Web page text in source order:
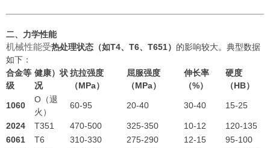
二、力学性能
机械性能受热处理状态（如T4、T6、T651） 的影响较大。典型数据
如下：
合金等
级
健康）状
况
抗拉强度
（MPa）
屈服强度
（MPa）
伸长率
（%）
硬度
（HB）
1060
O（退
火）
60-95 20-40 30-40 15-25
2024 T351 470-500 325-350 10-12
120-135
6061
T6 310-330 275-290 12-15
95-100